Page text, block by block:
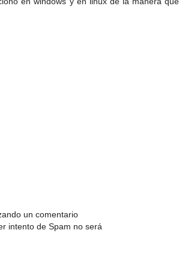
un comentario
intento de Spam no será